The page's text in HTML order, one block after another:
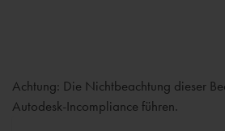
Achtung: Die Nichtbeachtung dieser
Autodesk-Incompliance führen.